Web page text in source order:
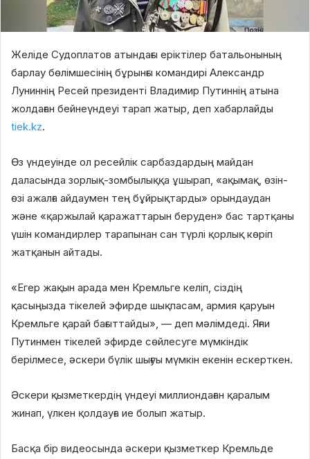
Желіде Судоплатов атындағы еріктілер батальонының
барлау бөлімшесінің бұрынғы командирі Александр
Луниннің Ресей президенті Владимир Путиннің атына
жолдаған бейнеүндеуі тарап жатыр, деп хабарлайды
tiek.kz.
Өз үндеуінде ол ресейлік сарбаздардың майдан
даласында зорлық-зомбылыққа ұшырап, «ақымақ, өзін-
өзі ажалға айдаумен тең бұйрықтарды» орындаудан
және «қаржылай қаражаттарын беруден» бас тартқаны
үшін командирлер тарапынан сан түрлі қорлық көріп
жатқанын айтады.
«Егер жақын арада мен Кремльге келіп, сіздің
қасыңызда тікелей эфирде шықпасам, армия қаруын
Кремльге қарай бағыттайды», — деп мәлімдеді. Яғни
Путинмен тікелей эфирде сөйлесуге мүмкіндік
берілмесе, әскери бүлік шығуы мүмкін екенін ескерткен.
Әскери қызметкердің үндеуі миллиондаған қаралым
жинап, үлкен қолдауға ие болып жатыр.
Басқа бір видеосында әскери қызметкер Кремльде